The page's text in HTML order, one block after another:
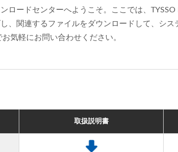
ロードセンターへようこそ。ここでは、
、関連するファイルをダウンロードして、シ
気軽にお問い合わせください。
取扱説明書